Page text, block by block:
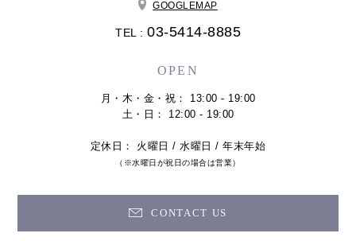
GOOGLEMAP
TEL : 03-5414-8885
OPEN
月・木・金・祝： 13:00 - 19:00
土・日： 12:00 - 19:00
定休日： 火曜日 / 水曜日 / 年末年始
（※水曜日が祝日の場合は営業）
CONTACT US